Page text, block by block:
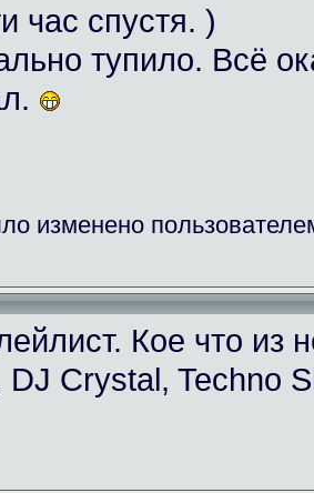
час спустя. )
тупило. Всё
изменено
Кое что из
DJ Crystal, Techno